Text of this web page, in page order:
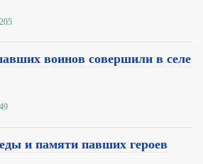
воинов совершили в селе
и памяти павших героев